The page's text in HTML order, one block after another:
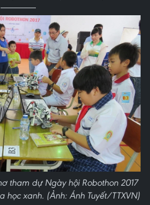
tham dự Ngày hội Robothon 2017
học xanh. (Ảnh: Ánh Tuyết/TTXVN)